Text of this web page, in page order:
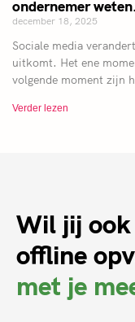
ondernemer weten.
december 18, 2025
Sociale media
uitkomt. Het ene
volgende moment zijn
Verder lezen
Wil jij
offline
met je